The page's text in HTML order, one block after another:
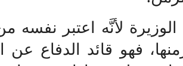
لأنَّه اعتبر نفسه
فهو قائد الدفاع عن